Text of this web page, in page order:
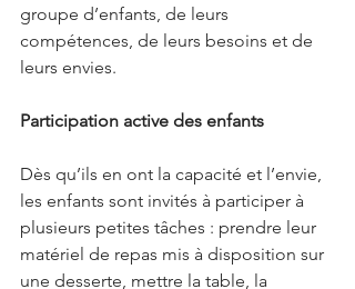
groupe d’enfants, de leurs
compétences, de leurs besoins et de
leurs envies.
Participation active des enfants
Dès qu’ils en ont la capacité et l’envie,
les enfants sont invités à participer à
plusieurs petites tâches : prendre leur
matériel de repas mis à disposition sur
une desserte, mettre la table, la